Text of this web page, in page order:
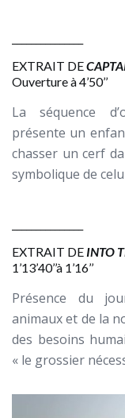
EXTRAIT DE
Ouverture à 4’50’’
La séquence
présente un
chasser un cerf
symbolique de
EXTRAIT DE INTO
1’13’40’’à 1’16’’
Présence du
animaux et de la
des besoins
« le grossier